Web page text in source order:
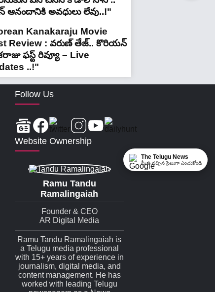
ఆనందానికి అవధులు లేవు..!"
Kanakaraju Movie
Review : వరుణ్ తేజ్.. కొరియన్
ఫస్ట్ రివ్యూ – Live
..!"
Follow Us
Website Ownership
Ramu Tandu
Ramalingaiah
Founder & CEO
AR Digital Media
Ramu Tandu Ramalingaiah is
a Telugu media professional
with 15+ years of experience in
journalism, digital media, and
content management. He has
worked with leading Telugu
The Telugu News
మీకు నచ్చిన సైటుగా ఎంచుకోండి